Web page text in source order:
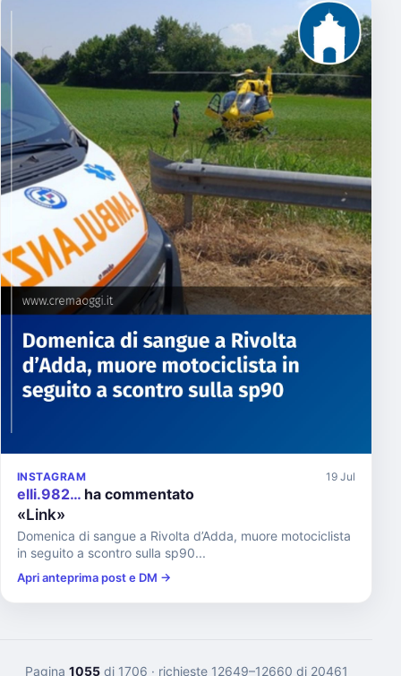
INSTAGRAM 19 Jul
elli.982… ha commentato
«Link»
Domenica di sangue a Rivolta d’Adda, muore motociclista
in seguito a scontro sulla sp90...
Apri anteprima post e DM →
Pagina 1055di 1706 · richieste 12649–12660 di 20461